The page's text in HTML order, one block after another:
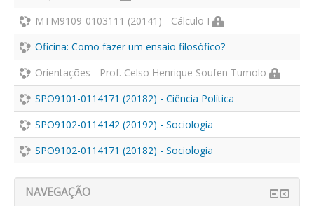
MTM9109-0103111 (20141) - Cálculo I
Oficina: Como fazer um ensaio filosófico?
Orientações - Prof. Celso Henrique Soufen Tumolo
SPO9101-0114171 (20182) - Ciência Política
SPO9102-0114142 (20192) - Sociologia
SPO9102-0114171 (20182) - Sociologia
NAVEGAÇÃO